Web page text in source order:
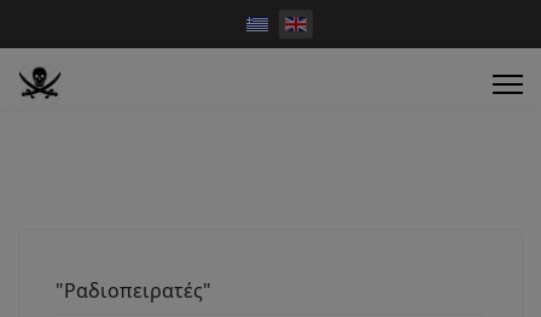
"Ραδιοπειρατές"